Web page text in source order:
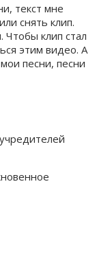
текст мне
снять клип.
Чтобы клип стал
этим видео. А
песни, песни